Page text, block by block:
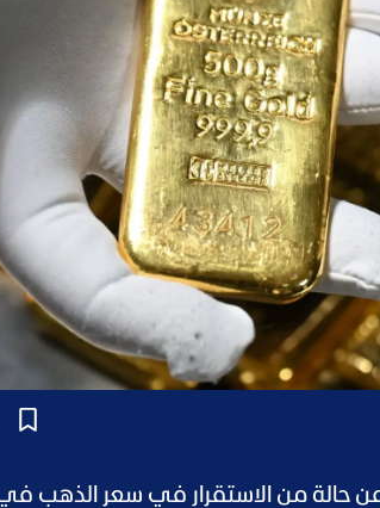
من الاستقرار في سعر الذهب في